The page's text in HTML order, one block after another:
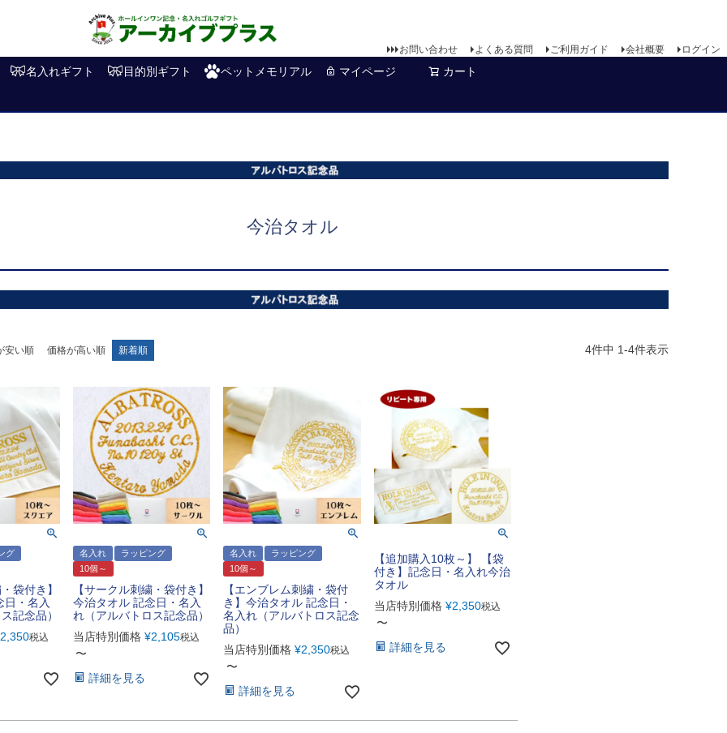
お問い合わせ よくある質問 ご利用ガイド 会社概要 ログイン
名入れギフト 目的別ギフト ペットメモリアル マイページ カート
今治タオル
安い順 価格が高い順 新着順 4件中 1-4件表示
グ
袋付き】
日・名入
記念品）
2,350税込
名入れ
ラッピング
10個～
【サークル刺繍・袋付き】
今治タオル 記念日・名入
れ（アルバトロス記念品）
当店特別価格 ¥2,105税込
〜
詳細を見る
名入れ
ラッピング
10個～
【エンブレム刺繍・袋付
き】今治タオル 記念日・
名入れ（アルバトロス記念
品）
当店特別価格 ¥2,350税込
〜
詳細を見る
【追加購入10枚～】 【袋
付き】記念日・名入れ今治
タオル
当店特別価格 ¥2,350税込
〜
詳細を見る